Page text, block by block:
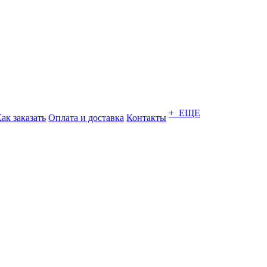
заказать Оплата и доставка Контакты + ЕЩЕ